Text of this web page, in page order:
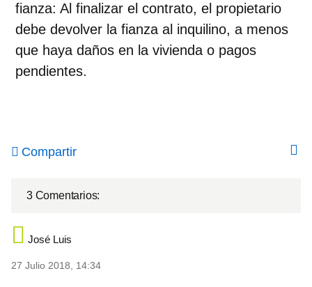
fianza: Al finalizar el contrato, el propietario
debe devolver la fianza al inquilino, a menos
que haya daños en la vivienda o pagos
pendientes.
Compartir
3 Comentarios:
José Luis
27 Julio 2018, 14:34